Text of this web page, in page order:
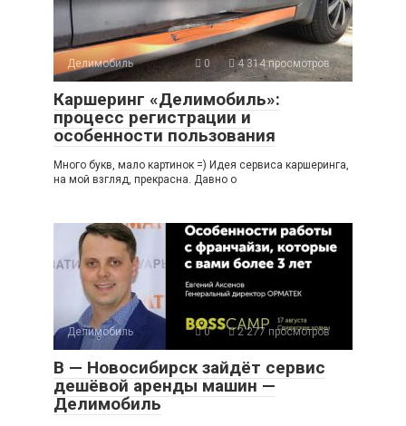
Делимобиль 0 4 314 просмотров
Каршеринг «Делимобиль»:
процесс регистрации и
особенности пользования
Много букв, мало картинок =) Идея сервиса каршеринга,
на мой взгляд, прекрасна. Давно о
Делимобиль 0 2 277 просмотров
В — Новосибирск зайдёт сервис
дешёвой аренды машин —
Делимобиль